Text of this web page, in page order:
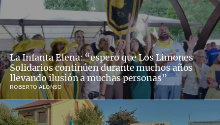
La Infanta Elena: “espero que Los Limones
Solidarios continúen durante muchos años
llevando ilusión a muchas personas”
ROBERTO ALONSO